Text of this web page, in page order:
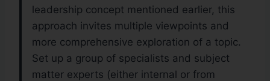
leadership concept mentioned earlier, this
approach invites multiple viewpoints and
more comprehensive exploration of a topic.
Set up a group of specialists and subject
matter experts (either internal or from